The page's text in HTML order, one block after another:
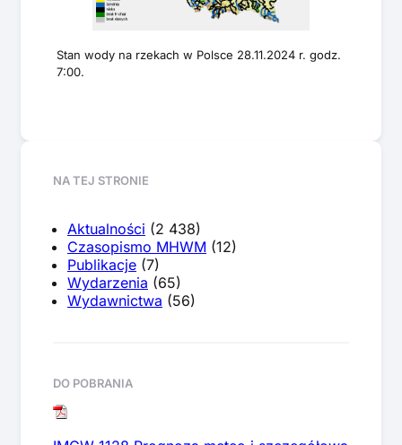
Stan wody na rzekach w Polsce 28.11.2024 r. godz.
7:00.
NA TEJ STRONIE
Aktualności (2 438)
Czasopismo MHWM (12)
Publikacje (7)
Wydarzenia (65)
Wydawnictwa (56)
DO POBRANIA